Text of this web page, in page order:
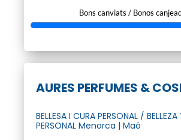
Bons canviats / Bonos
AURES PERFUMES &
BELLESA I CURA PERSONAL /
PERSONAL Menorca | Maó